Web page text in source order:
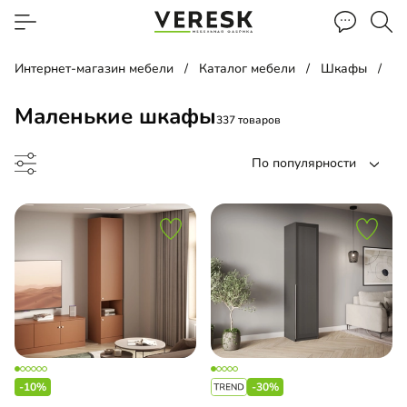
Интернет-магазин мебели Каталог мебели Шкафы
Маленькие шкафы337 товаров
По популярности
купе
гармошка
-10% -30%